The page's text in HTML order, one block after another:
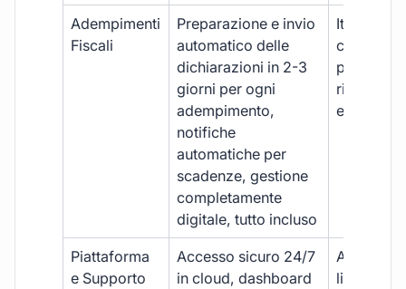
Adempimenti
Fiscali
Preparazione e invio
automatico delle
dichiarazioni in 2-3
giorni per ogni
adempimento,
notifiche
automatiche per
scadenze, gestione
completamente
digitale, tutto incluso
Iter
costi
per ogni
rischio di
e
Piattaforma
e Supporto
Accesso sicuro 24/7
in cloud, dashboard
Accesso
limitato,